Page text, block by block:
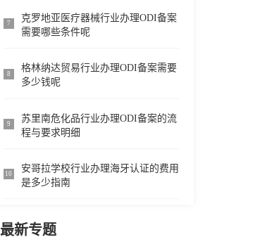
7
克罗地亚医疗器械行业办理ODI备案
需要哪些条件呢
8
格林纳达贸易行业办理ODI备案需要
多少钱呢
9
苏里南危化品行业办理ODI备案的流
程与要求明细
10
安哥拉学校行业办理海牙认证的费用
是多少指南
最新专题